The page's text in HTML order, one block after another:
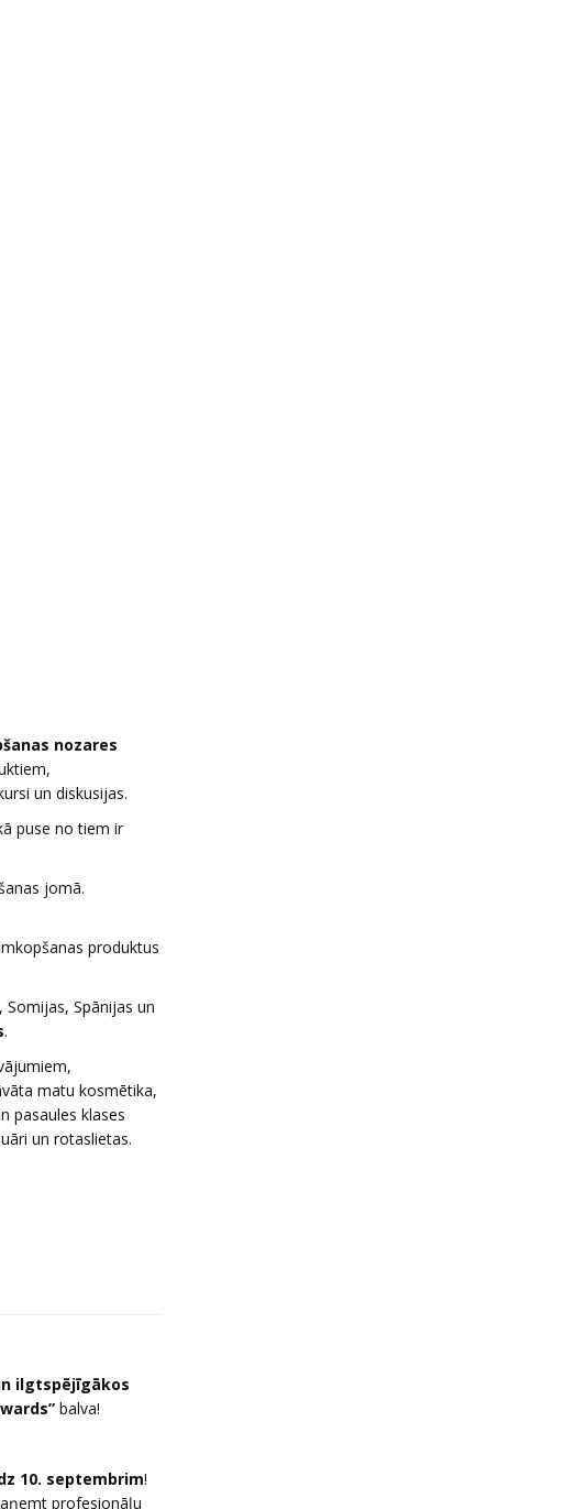
nozares
un diskusijas.
puse no tiem ir
jomā.
produktus
Spānijas un
.
matu kosmētika,
pasaules klases
un rotaslietas.
ilgtspējīgākos
balva!
10. septembrim!
profesionāļu